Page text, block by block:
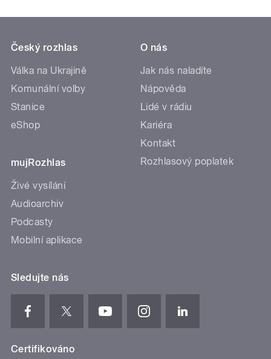
Český rozhlas
Válka na Ukrajině
Komunální volby
Stanice
eShop
mujRozhlas
Živé vysílání
Audioarchiv
Podcasty
Mobilní aplikace
O nás
Jak nás naladíte
Nápověda
Lidé v rádiu
Kariéra
Kontakt
Rozhlasový poplatek
Sledujte nás
Certifikováno